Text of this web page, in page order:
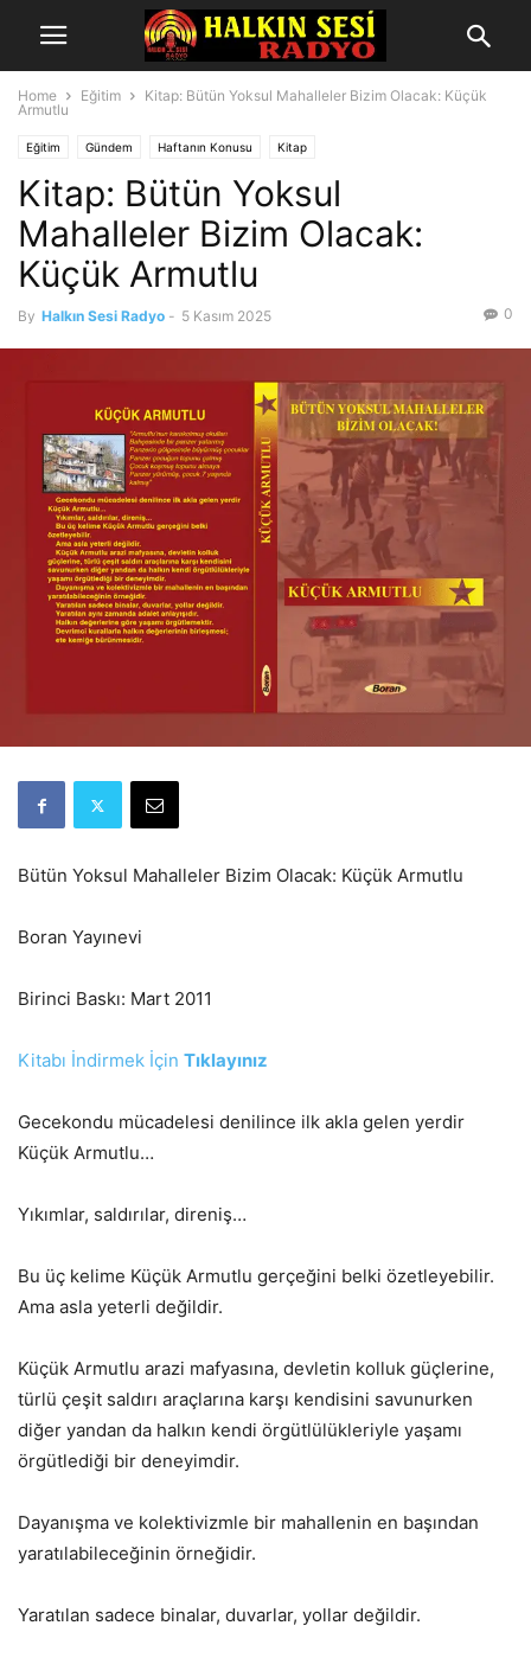
Home Eğitim
Kitap: Bütün Yoksul Mahalleler Bizim Olacak: Küçük
Armutlu
Eğitim Gündem Haftanın Konusu Kitap
Kitap: Bütün Yoksul
Mahalleler Bizim Olacak:
Küçük Armutlu
By Halkın Sesi Radyo - 5 Kasım 2025 0
Bütün Yoksul Mahalleler Bizim Olacak: Küçük Armutlu
Boran Yayınevi
Birinci Baskı: Mart 2011
Kitabı İndirmek İçin Tıklayınız
Gecekondu mücadelesi denilince ilk akla gelen yerdir
Küçük Armutlu…
Yıkımlar, saldırılar, direniş…
Bu üç kelime Küçük Armutlu gerçeğini belki özetleyebilir.
Ama asla yeterli değildir.
Küçük Armutlu arazi mafyasına, devletin kolluk güçlerine,
türlü çeşit saldırı araçlarına karşı kendisini savunurken
diğer yandan da halkın kendi örgütlülükleriyle yaşamı
örgütlediği bir deneyimdir.
Dayanışma ve kolektivizmle bir mahallenin en başından
yaratılabileceğinin örneğidir.
Yaratılan sadece binalar, duvarlar, yollar değildir.